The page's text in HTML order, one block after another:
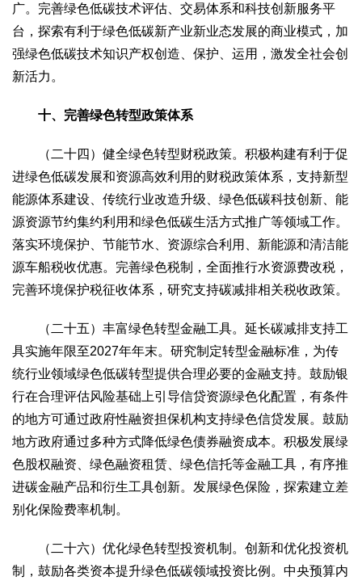
广。完善绿色低碳技术评估、交易体系和科技创新服务平
台，探索有利于绿色低碳新产业新业态发展的商业模式，加
强绿色低碳技术知识产权创造、保护、运用，激发全社会创
新活力。
十、完善绿色转型政策体系
（二十四）健全绿色转型财税政策。积极构建有利于促
进绿色低碳发展和资源高效利用的财税政策体系，支持新型
能源体系建设、传统行业改造升级、绿色低碳科技创新、能
源资源节约集约利用和绿色低碳生活方式推广等领域工作。
落实环境保护、节能节水、资源综合利用、新能源和清洁能
源车船税收优惠。完善绿色税制，全面推行水资源费改税，
完善环境保护税征收体系，研究支持碳减排相关税收政策。
（二十五）丰富绿色转型金融工具。延长碳减排支持工
具实施年限至2027年年末。研究制定转型金融标准，为传
统行业领域绿色低碳转型提供合理必要的金融支持。鼓励银
行在合理评估风险基础上引导信贷资源绿色化配置，有条件
的地方可通过政府性融资担保机构支持绿色信贷发展。鼓励
地方政府通过多种方式降低绿色债券融资成本。积极发展绿
色股权融资、绿色融资租赁、绿色信托等金融工具，有序推
进碳金融产品和衍生工具创新。发展绿色保险，探索建立差
别化保险费率机制。
（二十六）优化绿色转型投资机制。创新和优化投资机
制，鼓励各类资本提升绿色低碳领域投资比例。中央预算内